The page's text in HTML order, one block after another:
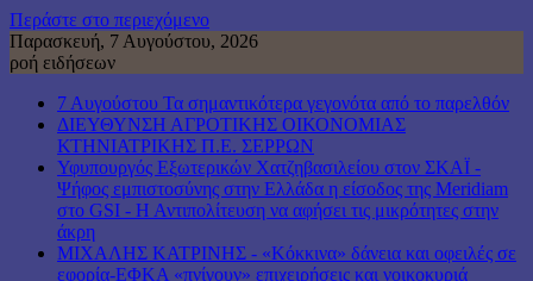
Περάστε στο περιεχόμενο
Παρασκευή, 7 Αυγούστου, 2026
ροή ειδήσεων
7 Αυγούστου Τα σημαντικότερα γεγονότα από το παρελθόν
ΔΙΕΥΘΥΝΣΗ ΑΓΡΟΤΙΚΗΣ ΟΙΚΟΝΟΜΙΑΣ
ΚΤΗΝΙΑΤΡΙΚΗΣ Π.Ε. ΣΕΡΡΩΝ
Υφυπουργός Εξωτερικών Χατζηβασιλείου στον ΣΚΑΪ -
Ψήφος εμπιστοσύνης στην Ελλάδα η είσοδος της Meridiam
στο GSI - Η Αντιπολίτευση να αφήσει τις μικρότητες στην
άκρη
ΜΙΧΑΛΗΣ ΚΑΤΡΙΝΗΣ - «Κόκκινα» δάνεια και οφειλές σε
εφορία-ΕΦΚΑ «πνίγουν» επιχειρήσεις και νοικοκυριά